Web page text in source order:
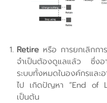
Retire หรือ การยกเลิกกา
จำเป็นต้องดูแลแล้ว ซึ่งอา
ระบบทั้งหมดในองค์กรและ
ไป เกิดปัญหา “End of
เป็นต้น